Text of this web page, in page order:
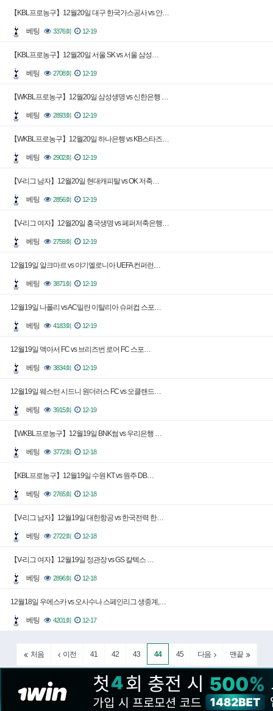
【KBL프로농구】12월20일 대구 한국가스공사 vs 안…
베팅 3376회 12-19
【KBL프로농구】12월20일 서울 SK vs 서울 삼성…
베팅 2708회 12-19
【WKBL프로농구】12월20일 삼성생명 vs 신한은행 …
베팅 2893회 12-19
【WKBL프로농구】12월20일 하나은행 vs KB스타즈…
베팅 2902회 12-19
【V-리그 남자】12월20일 현대캐피탈 vs OK 저축…
베팅 2856회 12-19
【V-리그 여자】12월20일 흥국생명 vs 페퍼저축은행…
베팅 2759회 12-19
12월19일 알크마르 vs 야기엘로니아 UEFA 컨퍼런…
베팅 3871회 12-19
12월19일 나폴리 vs AC밀란 이탈리아 슈퍼컵 스포…
베팅 4183회 12-19
12월19일 맥아서 FC vs 브리즈번 로어 FC 스포…
베팅 3834회 12-19
12월19일 웨스턴 시드니 원더러스 FC vs 오클랜드…
베팅 3915회 12-19
【WKBL프로농구】12월19일 BNK썸 vs 우리은행 …
베팅 3772회 12-18
【KBL프로농구】12월19일 수원 KT vs 원주 DB…
베팅 2765회 12-18
【V-리그 남자】12월19일 대한항공 vs 한국전력 한…
베팅 2722회 12-18
【V-리그 여자】12월19일 정관장 vs GS 칼텍스 …
베팅 2896회 12-18
12월18일 우에스카 vs 오사수나 스페인리그 생중계,…
베팅 4201회 12-17
처음 이전 41 42 43 44 45 다음 맨끝